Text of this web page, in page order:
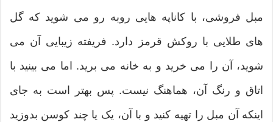
مبل فروشی، با کاناپه هایی روبه رو می شوید که گل
های طلایی با روکش قرمز دارد. فریفته زیبایی آن می
شوید، آن را می خرید و به خانه می برید. اما می بینید با
اتاق و رنگ آن، هماهنگ نیست. پس بهتر است به جای
اینکه آن مبل را تهیه کنید و با آن، یک یا چند کوسن بدوزید